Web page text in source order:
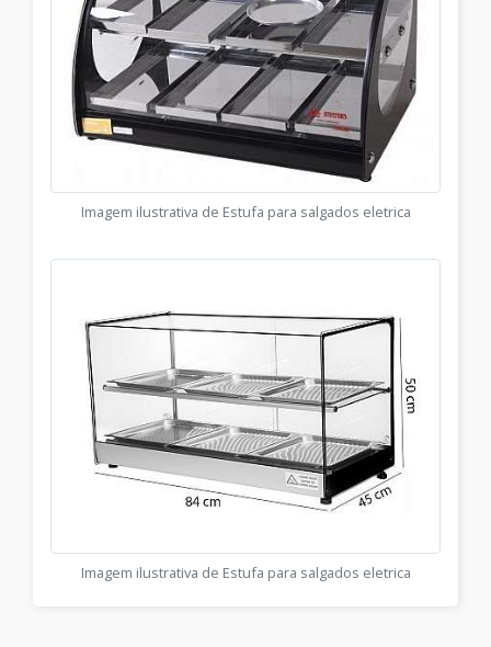
Imagem ilustrativa de Estufa para salgados eletrica
Imagem ilustrativa de Estufa para salgados eletrica